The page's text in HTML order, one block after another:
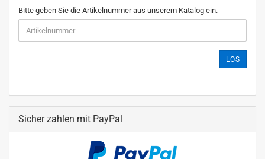
Bitte geben Sie die Artikelnummer aus unserem Katalog ein.
LOS
Sicher zahlen mit PayPal